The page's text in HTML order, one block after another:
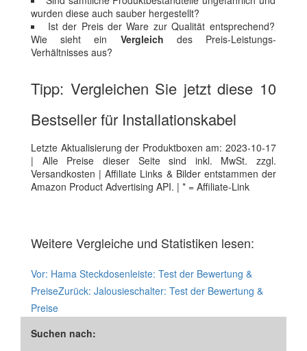
wurden diese auch sauber hergestellt?
Ist der Preis der Ware zur Qualität entsprechend?
Wie sieht ein Vergleich des Preis-Leistungs-
Verhältnisses aus?
Tipp: Vergleichen Sie jetzt diese 10
Bestseller für Installationskabel
Letzte Aktualisierung der Produktboxen am: 2023-10-17
| Alle Preise dieser Seite sind inkl. MwSt. zzgl.
Versandkosten | Affiliate Links & Bilder entstammen der
Amazon Product Advertising API. | * = Affiliate-Link
Weitere Vergleiche und Statistiken lesen:
Vor: Hama Steckdosenleiste: Test der Bewertung &
PreiseZurück: Jalousieschalter: Test der Bewertung &
Preise
Suchen nach: